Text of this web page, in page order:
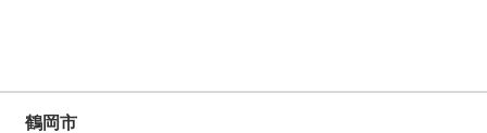
鶴岡市